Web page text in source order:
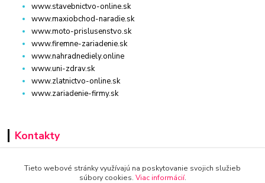
www.stavebnictvo-online.sk
www.maxiobchod-naradie.sk
www.moto-prislusenstvo.sk
www.firemne-zariadenie.sk
www.nahradnediely.online
www.uni-zdrav.sk
www.zlatnictvo-online.sk
www.zariadenie-firmy.sk
Kontakty
+421 940 949 000
Tieto webové stránky využívajú na poskytovanie svojich služieb
súbory cookies. Viac informácií.